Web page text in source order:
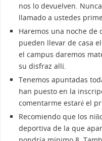
nos lo devuelven.
llamado a ustedes
Haremos una noche de
pueden llevar de casa
el campus daremos
su disfraz allí.
Tenemos apuntadas
han puesto en la
comentarme estaré el
Recomiendo que los
deportiva de la que